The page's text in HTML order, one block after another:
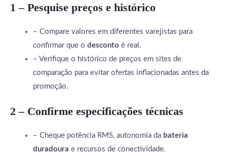
1 – Pesquise preços e histórico
– Compare valores em diferentes varejistas para
confirmar que o desconto é real.
– Verifique o histórico de preços em sites de
comparação para evitar ofertas inflacionadas antes da
promoção.
2 – Confirme especificações técnicas
– Cheque potência RMS, autonomia da bateria
duradoura e recursos de conectividade.